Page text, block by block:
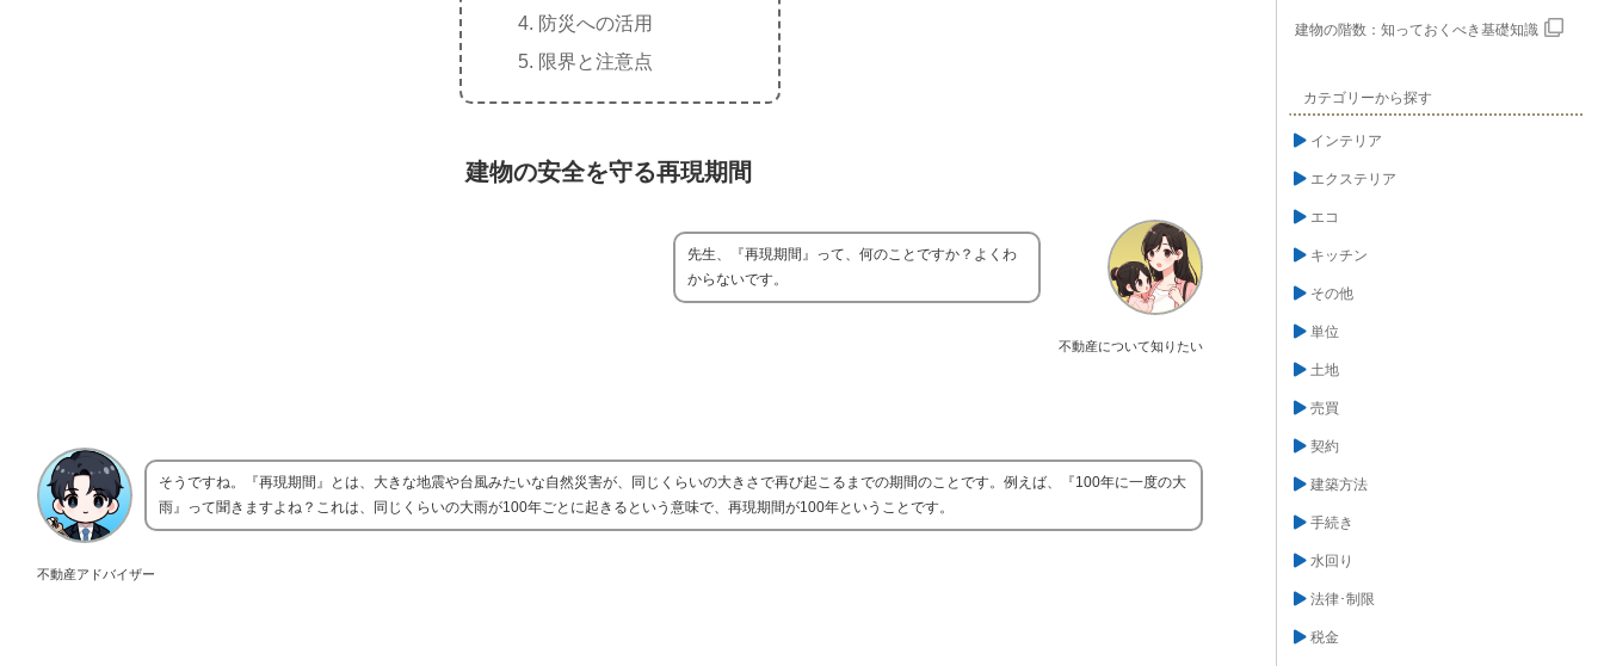
防災への活用
限界と注意点
建物の安全を守る再現期間
不動産について知りたい
先生、『再現期間』って、何のことですか？よくわ
からないです。
不動産アドバイザー
そうですね。『再現期間』とは、大きな地震や台風みたいな自然災害が、同じくらいの大きさで再び起こるまでの期間のことです。例えば、『100年に一度の大
雨』って聞きますよね？これは、同じくらいの大雨が100年ごとに起きるという意味で、再現期間が100年ということです。
建物の階数：知っておくべき基礎知識
カテゴリーから探す
インテリア
エクステリア
エコ
キッチン
その他
単位
土地
売買
契約
建築方法
手続き
水回り
法律･制限
税金